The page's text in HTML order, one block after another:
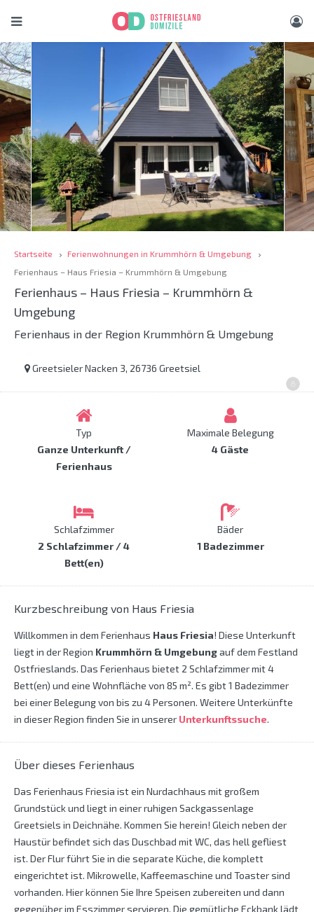
Startseite
Ferienwohnungen in Krummhörn & Umgebung
Ferienhaus – Haus Friesia – Krummhörn & Umgebung
Ferienhaus – Haus Friesia – Krummhörn &
Umgebung
Ferienhaus in der Region Krummhörn & Umgebung
Greetsieler Nacken 3, 26736 Greetsiel
Typ
Ganze Unterkunft /
Ferienhaus
Maximale Belegung
4 Gäste
Schlafzimmer
2 Schlafzimmer / 4
Bett(en)
Bäder
1 Badezimmer
Kurzbeschreibung von Haus Friesia
Willkommen in dem Ferienhaus Haus Friesia! Diese Unterkunft
liegt in der Region Krummhörn & Umgebungauf dem Festland
Ostfrieslands. Das Ferienhaus bietet 2 Schlafzimmer mit 4
Bett(en) und eine Wohnfläche von 85 m². Es gibt 1 Badezimmer
bei einer Belegung von bis zu 4 Personen. Weitere Unterkünfte
in dieser Region finden Sie in unserer Unterkunftssuche.
Über dieses Ferienhaus
Das Ferienhaus Friesia ist ein Nurdachhaus mit großem
Grundstück und liegt in einer ruhigen Sackgassenlage
Greetsiels in Deichnähe. Kommen Sie herein! Gleich neben der
Haustür befindet sich das Duschbad mit WC, das hell gefliest
ist. Der Flur führt Sie in die separate Küche, die komplett
eingerichtet ist. Mikrowelle, Kaffeemaschine und Toaster sind
vorhanden. Hier können Sie Ihre Speisen zubereiten und dann
gegenüber im Esszimmer servieren. Die gemütliche Eckbank lädt